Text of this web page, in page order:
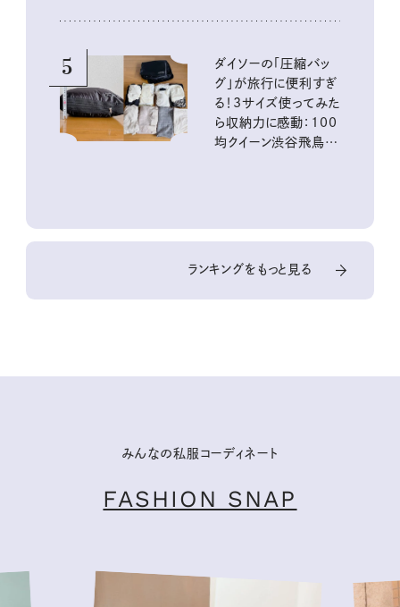
5
ダイソーの「圧縮バッ
グ」が旅行に便利すぎ
る！3サイズ使ってみた
ら収納力に感動：100
均クイーン渋谷飛鳥の
ランキングをもっと見る
みんなの私服コーディネート
FASHION SNAP